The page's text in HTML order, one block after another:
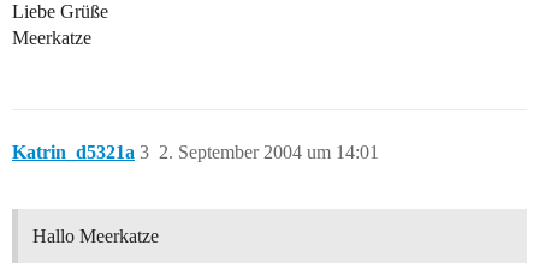
Liebe Grüße
Meerkatze
Katrin_d5321a 2. September 2004 um 14:01
3
Hallo Meerkatze